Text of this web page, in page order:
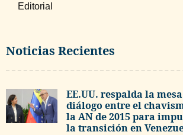
Editorial
Noticias Recientes
EE.UU. respalda la
diálogo entre el
la AN de 2015 para
la transición en